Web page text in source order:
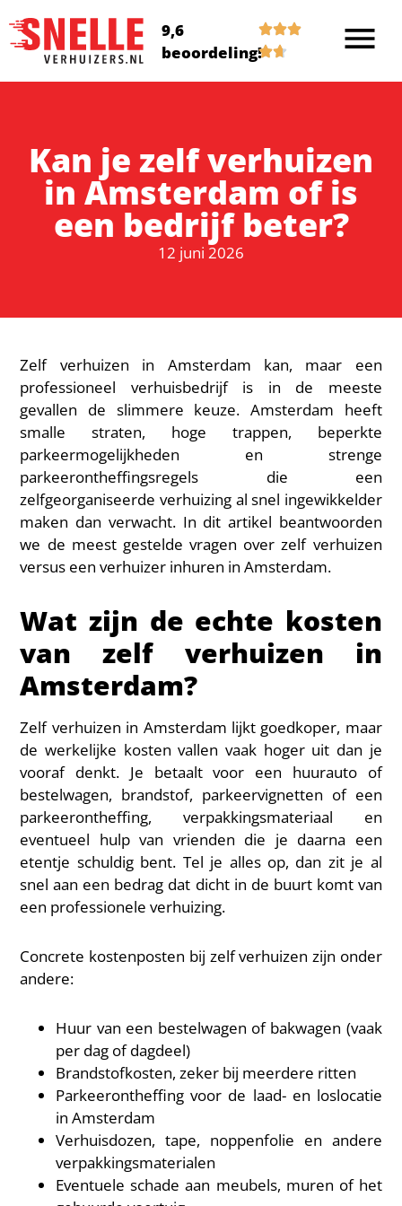
9,6
beoordeling!
Kan je zelf verhuizen
in Amsterdam of is
een bedrijf beter?
12 juni 2026
Zelf verhuizen in Amsterdam kan, maar een
professioneel verhuisbedrijf is in de meeste
gevallen de slimmere keuze. Amsterdam heeft
smalle straten, hoge trappen, beperkte
parkeermogelijkheden en strenge
parkeerontheffingsregels die een
zelfgeorganiseerde verhuizing al snel ingewikkelder
maken dan verwacht. In dit artikel beantwoorden
we de meest gestelde vragen over zelf verhuizen
versus een verhuizer inhuren in Amsterdam.
Wat zijn de echte kosten
van zelf verhuizen in
Amsterdam?
Zelf verhuizen in Amsterdam lijkt goedkoper, maar
de werkelijke kosten vallen vaak hoger uit dan je
vooraf denkt. Je betaalt voor een huurauto of
bestelwagen, brandstof, parkeervignetten of een
parkeerontheffing, verpakkingsmateriaal en
eventueel hulp van vrienden die je daarna een
etentje schuldig bent. Tel je alles op, dan zit je al
snel aan een bedrag dat dicht in de buurt komt van
een professionele verhuizing.
Concrete kostenposten bij zelf verhuizen zijn onder
andere:
Huur van een bestelwagen of bakwagen (vaak
per dag of dagdeel)
Brandstofkosten, zeker bij meerdere ritten
Parkeerontheffing voor de laad- en loslocatie
in Amsterdam
Verhuisdozen, tape, noppenfolie en andere
verpakkingsmaterialen
Eventuele schade aan meubels, muren of het